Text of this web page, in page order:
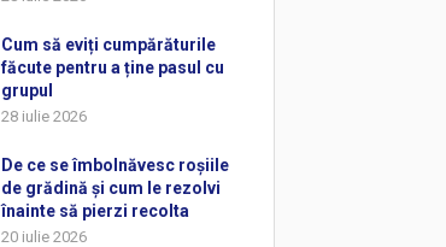
Cum să eviți cumpărăturile
făcute pentru a ține pasul cu
grupul
28 iulie 2026
De ce se îmbolnăvesc roșiile
de grădină și cum le rezolvi
înainte să pierzi recolta
20 iulie 2026